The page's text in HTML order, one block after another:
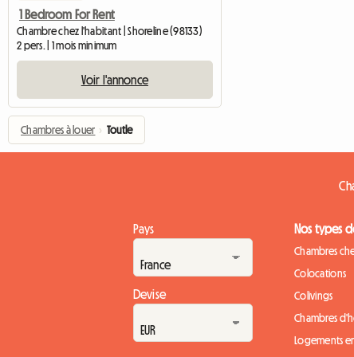
1 Bedroom For Rent
Chambre chez l'habitant | Shoreline (98133)
2 pers. | 1 mois minimum
Voir l'annonce
Chambres à louer › Toutle
Pays
Devise
Nos types
Chambres
Colocations
Colivings
Chambres
Logements